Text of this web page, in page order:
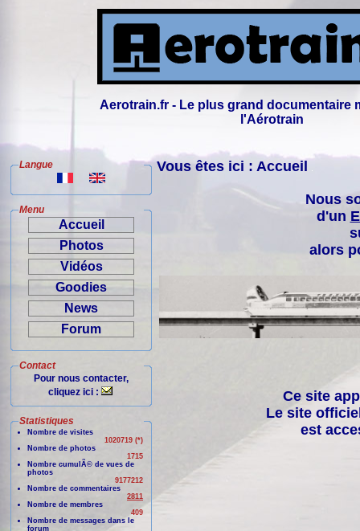
Aerotrain.fr - Le plus grand documentaire
l'Aérotrain
Langue
Menu
Accueil
Photos
Vidéos
Goodies
News
Forum
Contact
Pour nous contacter,
cliquez ici :
Statistiques
Nombre de visites
1020719 (*)
Nombre de photos
1715
Nombre cumulÃ© de vues de
photos
9177212
Nombre de commentaires
2811
Nombre de membres
409
Nombre de messages dans le
forum
Vous êtes ici : Accueil
Nous
d'un
alors
Ce site
Le site
est